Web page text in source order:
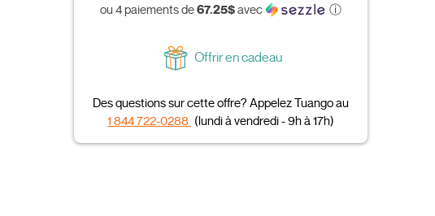
ou 4 paiements de67.25$avec ⓘ
Offrir en cadeau
Des questions sur cette offre? Appelez Tuango au
1 844 722-0288 (lundi à vendredi - 9h à 17h)